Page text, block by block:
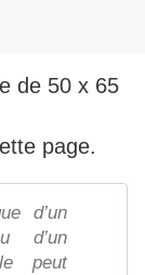
de 50 x 65
page.
d’un
d’un
peut